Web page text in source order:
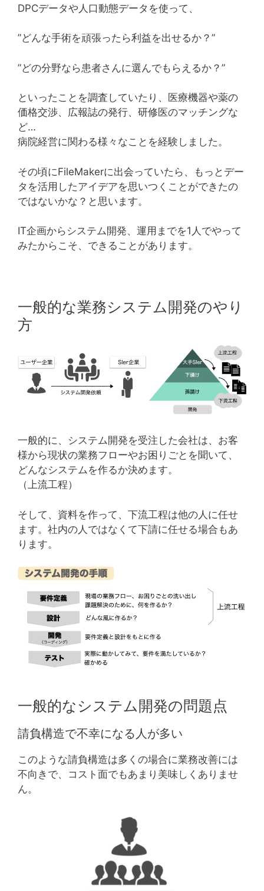
DPCデータや人口動態データを使って、
”どんな手術を頑張ったら利益を出せるか？”
”どの分野なら患者さんに選んでもらえるか？”
といったことを調査していたり、医療機器や薬の
価格交渉、広報誌の発行、研修医のマッチングな
ど…
病院経営に関わる様々なことを経験しました。
その頃にFileMakerに出会っていたら、もっとデー
タを活用したアイデアを思いつくことができたの
ではないかな？と思います。
IT企画からシステム開発、運用までを1人でやって
みたからこそ、できることがあります。
一般的な業務システム開発のやり
方
一般的に、システム開発を受注した会社は、お客
様から現状の業務フローやお困りごとを聞いて、
どんなシステムを作るか決めます。
（上流工程）
そして、資料を作って、下流工程は他の人に任せ
ます。社内の人ではなくて下請に任せる場合もあ
ります。
一般的なシステム開発の問題点
請負構造で不幸になる人が多い
このような請負構造は多くの場合に業務改善には
不向きで、コスト面でもあまり美味しくありませ
ん。